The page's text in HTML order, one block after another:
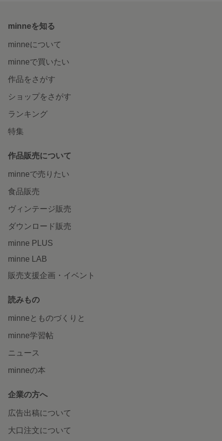
minneを知る
minneについて
minneで買いたい
作品をさがす
ショップをさがす
ランキング
特集
作品販売について
minneで売りたい
食品販売
ヴィンテージ販売
ダウンロード販売
minne PLUS
minne LAB
販売支援企画・イベント
読みもの
minneとものづくりと
minne学習帖
ニュース
minneの本
企業の方へ
広告出稿について
大口注文について